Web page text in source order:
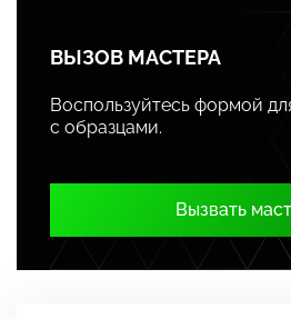
ВЫЗОВ МАСТЕРА
Воспользуйтесь формой
с образцами.
Вызвать